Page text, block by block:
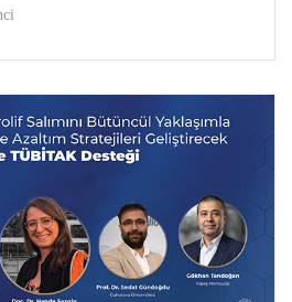
dünyanın önde gelen